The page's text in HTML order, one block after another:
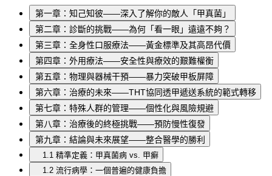
第一章：知己知彼——深入了解你的敵人「甲真菌」
第二章：診斷的挑戰——為何「看一眼」遠遠不夠？
第三章：全身性口服療法——黃金標準及其高昂代價
第四章：外用療法——安全性與療效的艱難權衡
第五章：物理與器械干預——暴力突破甲板屏障
第六章：治療的未來——THT協同透甲遞送系統的範式轉移
第七章：特殊人群的管理——個性化與風險規避
第八章：治療後的終極挑戰——預防慢性復發
第九章：結論與未來展望——整合醫學的勝利
1.1 精準定義：甲真菌病 vs. 甲癬
1.2 流行病學：一個普遍的健康負擔